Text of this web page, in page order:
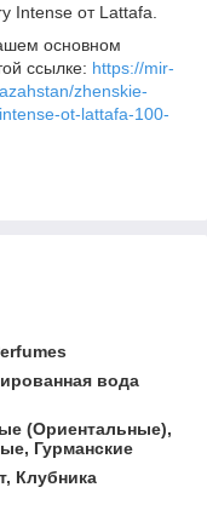
Intense от Lattafa.
основном
ссылке: https://mir-
zhenskie-
ot-lattafa-100-
вода
(Ориентальные),
Гурманские
Клубника